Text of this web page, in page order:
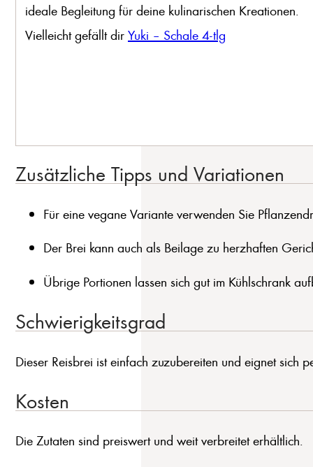
ideale Begleitung für deine kulinarischen Kreationen.
Vielleicht gefällt dir Yuki – Schale 4-tlg
Zusätzliche Tipps und Variationen
Für eine vegane Variante verwenden Sie
Der Brei kann auch als Beilage zu herzhaften
Übrige Portionen lassen sich gut im Kühlschrank
Schwierigkeitsgrad
Dieser Reisbrei ist einfach zuzubereiten und eignet sich
Kosten
Die Zutaten sind preiswert und weit verbreitet erhältlich.